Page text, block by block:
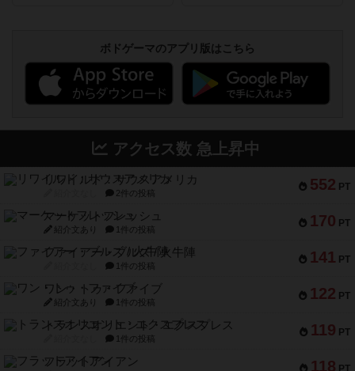
ボドゲーマのアプリ版はこちら
アクセス数 急上昇中
552 PT
リワイルド：サウスアメリカ
2件の投稿
170 PT
マーケットフレッシュ
紹介文あり 1件の投稿
141 PT
ファイアー・ブルズ / 火牛陣
1件の投稿
122 PT
ワン・トゥ・ファイブ
紹介文あり 1件の投稿
119 PT
トランスオリエント・エクスプレス
1件の投稿
118 PT
フラットアイアン